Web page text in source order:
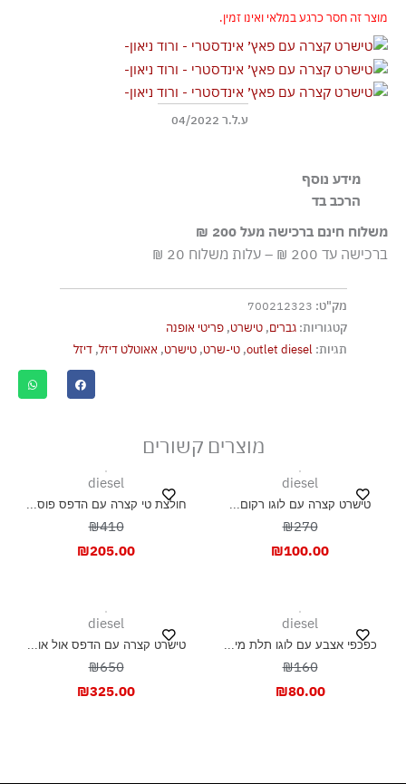
מוצר זה חסר כרגע במלאי ואינו זמין.
ע.ל.ר 04/2022
מידע נוסף
Slim fit
הרכב בד
100% כותנה
משלוח חינם ברכישה מעל 200 ₪
ברכישה עד 200 ₪ – עלות משלוח 20 ₪
מק"ט: 700212323
קטגוריות:גברים,טישרט,פריטי אופנה
תגיות:outlet diesel
,טי-שרט,טישרט, אאוטלט דיזל,דיזל
מוצרים קשורים
diesel
טישרט קצרה עם לוגו רקום...
₪270
₪100.00
diesel
חולצת טי קצרה עם הדפס פוס...
₪410
₪205.00
diesel
כפכפי אצבע עם לוגו תלת מי...
₪160
₪80.00
diesel
טישרט קצרה עם הדפס אול או...
₪650
₪325.00